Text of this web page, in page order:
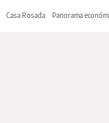
Casa Rosada Panorama